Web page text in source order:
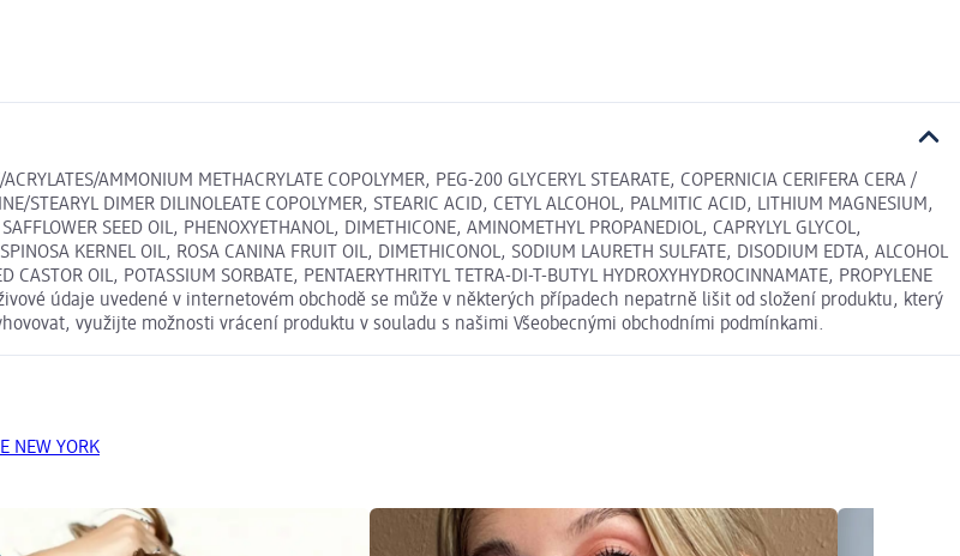
AMMONIUM METHACRYLATE COPOLYMER, PEG-200 GLYCERYL STEARATE, COPERNICIA CERIFERA CERA /
STEARYL DIMER DILINOLEATE COPOLYMER, STEARIC ACID, CETYL ALCOHOL, PALMITIC ACID, LITHIUM MAGNESIUM,
SEED OIL, PHENOXYETHANOL, DIMETHICONE, AMINOMETHYL PROPANEDIOL, CAPRYLYL GLYCOL,
KERNEL OIL, ROSA CANINA FRUIT OIL, DIMETHICONOL, SODIUM LAURETH SULFATE, DISODIUM EDTA, ALCOHOL
OIL, POTASSIUM SORBATE, PENTAERYTHRITYL TETRA-DI-T-BUTYL HYDROXYHYDROCINNAMATE, PROPYLENE
výživové údaje uvedené v internetovém obchodě se může v některých případech nepatrně lišit od složení produktu, který
využijte možnosti vrácení produktu v souladu s našimi Všeobecnými obchodními podmínkami.
NEW YORK